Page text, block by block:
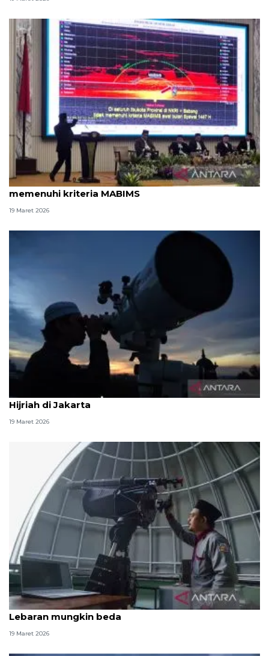
Kemenag: Ketinggian hilal di Indonesia belum
memenuhi kriteria MABIMS
19 Maret 2026
Ada enam lokasi pengamatan hilal 1 Syawal 1447
Hijriah di Jakarta
19 Maret 2026
Ketinggian hilal di DIY di bawah kriteria MABIMS,
Lebaran mungkin beda
19 Maret 2026